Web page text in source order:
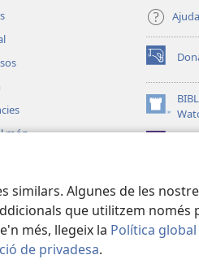
Algunes de les
que utilitzem només
més, llegeix la Política
de privadesa.
món
Ajuda
(obre
una
finestra
nova)
(obre
una
D'ÚS|